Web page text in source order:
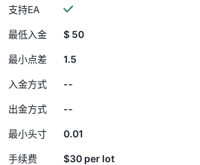
支持EA
最低入金 $ 50
最小点差 1.5
入金方式 --
出金方式 --
最小头寸 0.01
手续费 $30 per lot